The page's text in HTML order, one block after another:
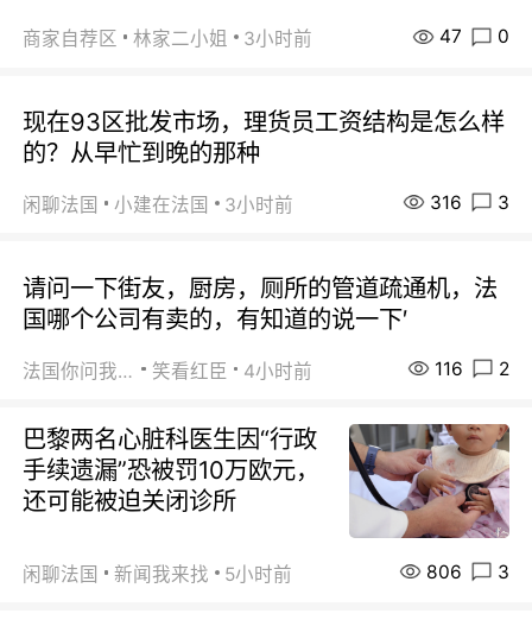
商家自荐区 林家二小姐 3小时前 47 0
现在93区批发市场，理货员工资结构是怎么样
的？从早忙到晚的那种
闲聊法国 小建在法国 3小时前 316 3
请问一下街友，厨房，厕所的管道疏通机，法
国哪个公司有卖的，有知道的说一下′
法国你问我答 笑看红臣 4小时前 116 2
巴黎两名心脏科医生因“行政
手续遗漏”恐被罚10万欧元，
还可能被迫关闭诊所
闲聊法国 新闻我来找 5小时前 806 3